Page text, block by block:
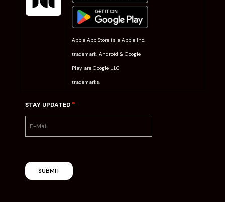
Apple App Store is a Apple Inc.
trademark. Android & Google
Play are Google LLC
trademarks.
STAY UPDATED *
SUBMIT